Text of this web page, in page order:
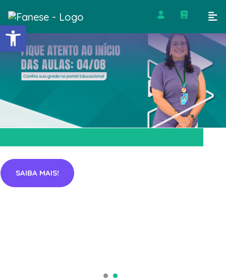
Barra de Ferramentas
SAIBA MAIS!